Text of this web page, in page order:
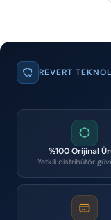
REVERT
%100 Orijinal
Yetkili distribütör